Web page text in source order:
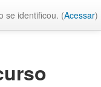
se identificou. (Acessar)